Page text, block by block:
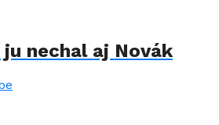
nechal aj Novák